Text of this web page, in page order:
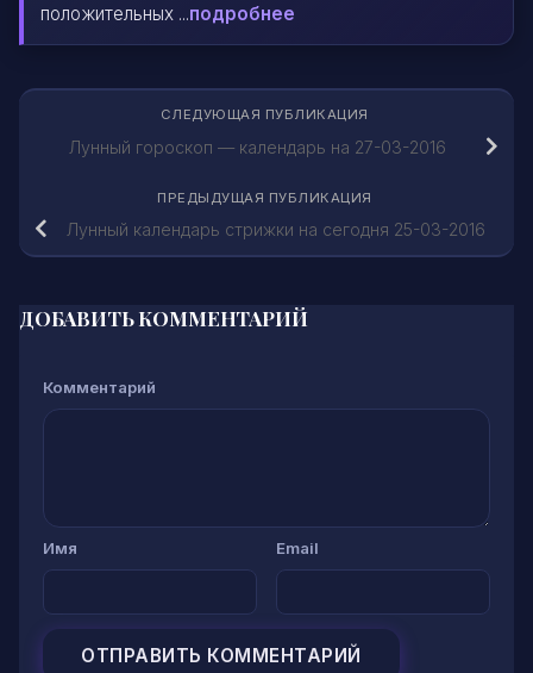
положительных ...подробнее
СЛЕДУЮЩАЯ ПУБЛИКАЦИЯ
Лунный гороскоп — календарь на 27-03-2016
ПРЕДЫДУЩАЯ ПУБЛИКАЦИЯ
Лунный календарь стрижки на сегодня 25-03-2016
ДОБАВИТЬ КОММЕНТАРИЙ
Комментарий
Имя Email